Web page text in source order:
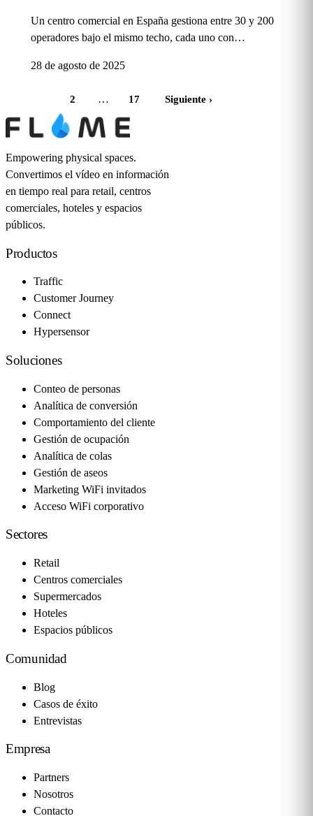
Un centro comercial en España gestiona entre 30 y 200
operadores bajo el mismo techo, cada uno con…
28 de agosto de 2025
2 … 17 Siguiente ›
Empowering physical spaces.
Convertimos el vídeo en información
en tiempo real para retail, centros
comerciales, hoteles y espacios
públicos.
Productos
Traffic
Customer Journey
Connect
Hypersensor
Soluciones
Conteo de personas
Analítica de conversión
Comportamiento del cliente
Gestión de ocupación
Analítica de colas
Gestión de aseos
Marketing WiFi invitados
Acceso WiFi corporativo
Sectores
Retail
Centros comerciales
Supermercados
Hoteles
Espacios públicos
Comunidad
Blog
Casos de éxito
Entrevistas
Empresa
Partners
Nosotros
Contacto